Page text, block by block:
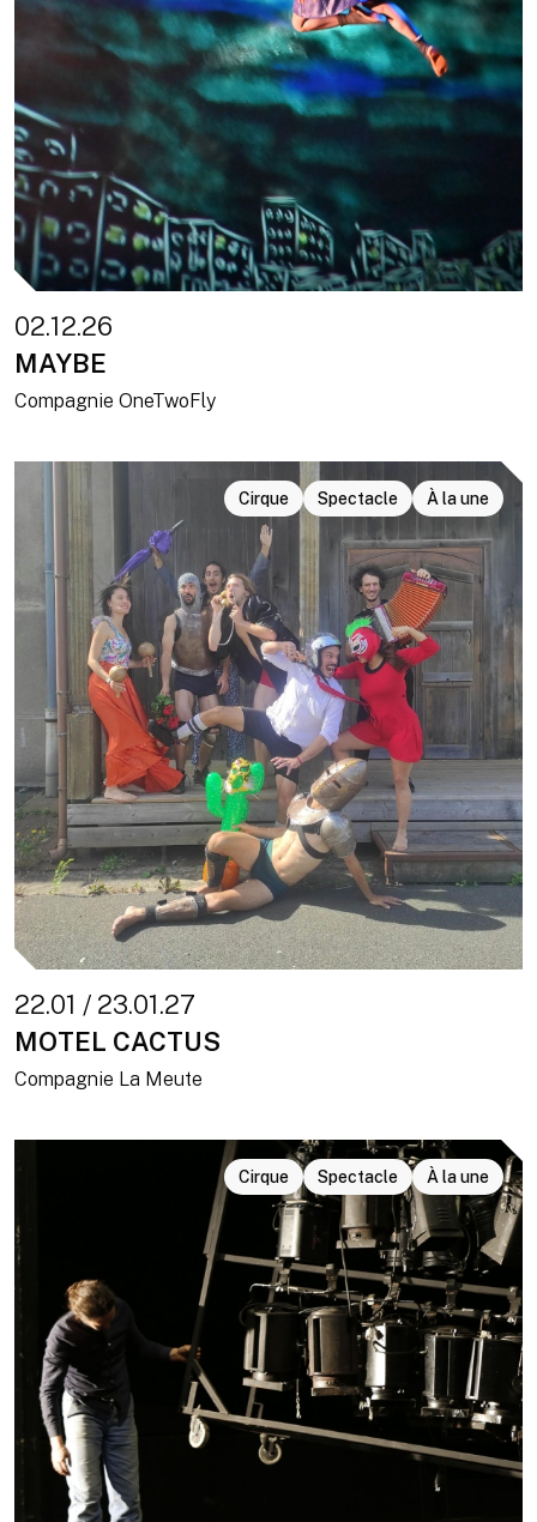
02.12.26
MAYBE
Compagnie OneTwoFly
Cirque Spectacle À la une
22.01 / 23.01.27
MOTEL CACTUS
Compagnie La Meute
Cirque Spectacle À la une